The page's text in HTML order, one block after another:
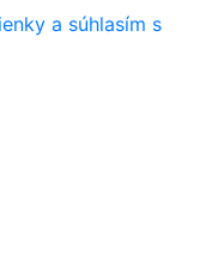
a súhlasím s